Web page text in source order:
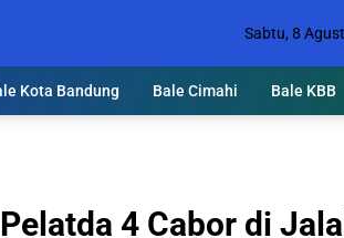
Sabtu, 8
Kota Bandung Bale Cimahi Bale KBB
4 Cabor di